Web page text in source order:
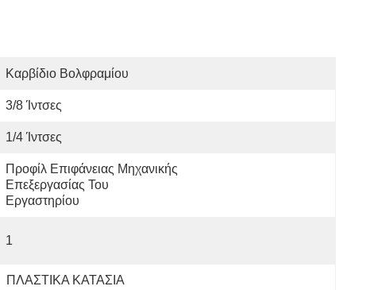
Καρβίδιο Βολφραμίου
3/8 Ίντσες
1/4 Ίντσες
Προφίλ Επιφάνειας Μηχανικής
Επεξεργασίας Του
Εργαστηρίου
1
ΠΛΑΣΤΙΚΑ ΚΑΤΑΣΙΑ